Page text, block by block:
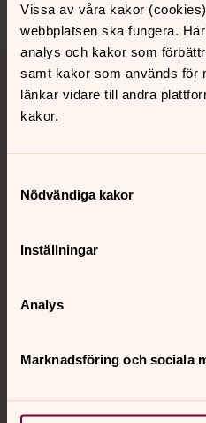
Vissa av våra kakor
webbplatsen ska fungera.
analys och kakor som
samt kakor som används för
länkar vidare till andra
kakor.
Nödvändiga kakor
Inställningar
Analys
Marknadsföring och sociala
Tillbaka till toppen
Tillbaka till innehållet
Kontakt